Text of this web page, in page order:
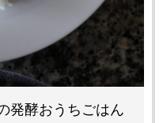
発酵おうちごはん